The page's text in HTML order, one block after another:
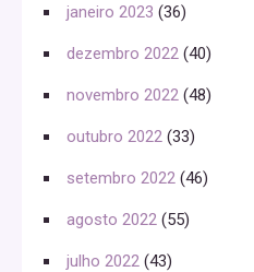
janeiro 2023 (36)
dezembro 2022 (40)
novembro 2022 (48)
outubro 2022 (33)
setembro 2022 (46)
agosto 2022 (55)
julho 2022 (43)